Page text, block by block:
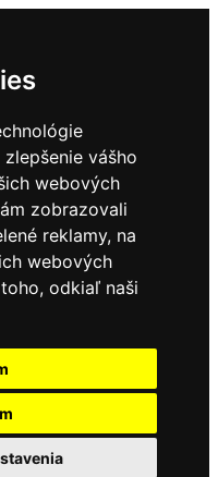
vášho
webových
zobrazovali
reklamy, na
webových
odkiaľ naši